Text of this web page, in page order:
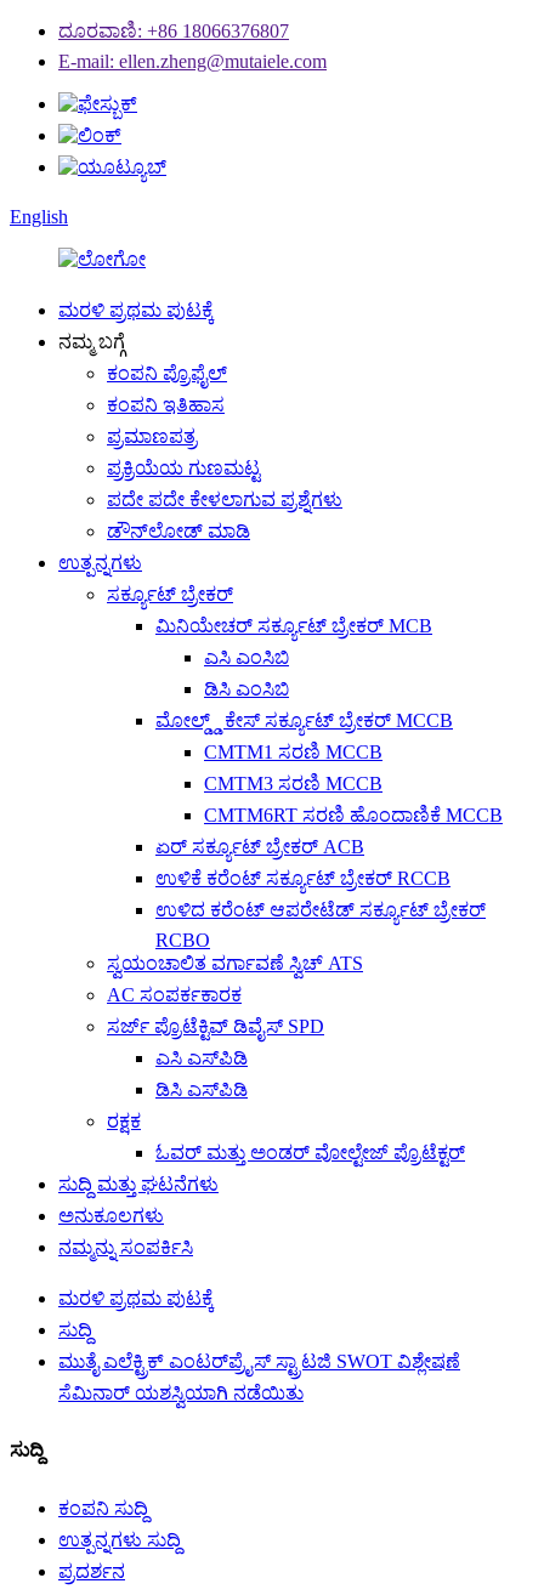
ದೂರವಾಣಿ: +86 18066376807
E-mail: ellen.zheng@mutaiele.com
English
ಮರಳಿ ಪ್ರಥಮ ಪುಟಕ್ಕೆ
ನಮ್ಮ ಬಗ್ಗೆ
ಕಂಪನಿ ಪ್ರೊಫೈಲ್
ಕಂಪನಿ ಇತಿಹಾಸ
ಪ್ರಮಾಣಪತ್ರ
ಪ್ರಕ್ರಿಯೆಯ ಗುಣಮಟ್ಟ
ಪದೇ ಪದೇ ಕೇಳಲಾಗುವ ಪ್ರಶ್ನೆಗಳು
ಡೌನ್‌ಲೋಡ್ ಮಾಡಿ
ಉತ್ಪನ್ನಗಳು
ಸರ್ಕ್ಯೂಟ್ ಬ್ರೇಕರ್
ಮಿನಿಯೇಚರ್ ಸರ್ಕ್ಯೂಟ್ ಬ್ರೇಕರ್ MCB
ಎಸಿ ಎಂಸಿಬಿ
ಡಿಸಿ ಎಂಸಿಬಿ
ಮೋಲ್ಡ್ಡ್ ಕೇಸ್ ಸರ್ಕ್ಯೂಟ್ ಬ್ರೇಕರ್ MCCB
CMTM1 ಸರಣಿ MCCB
CMTM3 ಸರಣಿ MCCB
CMTM6RT ಸರಣಿ ಹೊಂದಾಣಿಕೆ MCCB
ಏರ್ ಸರ್ಕ್ಯೂಟ್ ಬ್ರೇಕರ್ ACB
ಉಳಿಕೆ ಕರೆಂಟ್ ಸರ್ಕ್ಯೂಟ್ ಬ್ರೇಕರ್ RCCB
ಉಳಿದ ಕರೆಂಟ್ ಆಪರೇಟೆಡ್ ಸರ್ಕ್ಯೂಟ್ ಬ್ರೇಕರ್
RCBO
ಸ್ವಯಂಚಾಲಿತ ವರ್ಗಾವಣೆ ಸ್ವಿಚ್ ATS
AC ಸಂಪರ್ಕಕಾರಕ
ಸರ್ಜ್ ಪ್ರೊಟೆಕ್ಟಿವ್ ಡಿವೈಸ್ SPD
ಎಸಿ ಎಸ್‌ಪಿಡಿ
ಡಿಸಿ ಎಸ್‌ಪಿಡಿ
ರಕ್ಷಕ
ಓವರ್ ಮತ್ತು ಅಂಡರ್ ವೋಲ್ಟೇಜ್ ಪ್ರೊಟೆಕ್ಟರ್
ಸುದ್ದಿ ಮತ್ತು ಘಟನೆಗಳು
ಅನುಕೂಲಗಳು
ನಮ್ಮನ್ನು ಸಂಪರ್ಕಿಸಿ
ಮರಳಿ ಪ್ರಥಮ ಪುಟಕ್ಕೆ
ಸುದ್ದಿ
ಮುತೈ ಎಲೆಕ್ಟ್ರಿಕ್ ಎಂಟರ್‌ಪ್ರೈಸ್ ಸ್ಟ್ರಾಟಜಿ SWOT ವಿಶ್ಲೇಷಣೆ
ಸೆಮಿನಾರ್ ಯಶಸ್ವಿಯಾಗಿ ನಡೆಯಿತು
ಸುದ್ದಿ
ಕಂಪನಿ ಸುದ್ದಿ
ಉತ್ಪನ್ನಗಳು ಸುದ್ದಿ
ಪ್ರದರ್ಶನ